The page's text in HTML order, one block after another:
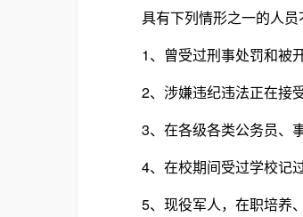
具有下列情形之一的人员
1、曾受过刑事处罚和被开
2、涉嫌违纪违法正在接受
3、在各级各类公务员、事
4、在校期间受过学校记过
5、现役军人，在职培养、